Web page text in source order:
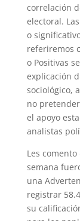
correlación
electoral.
o
referiremos
o Positivas
explicación
sociológico,
no
el apoyo
analistas
Les
semana
una
registrar
su